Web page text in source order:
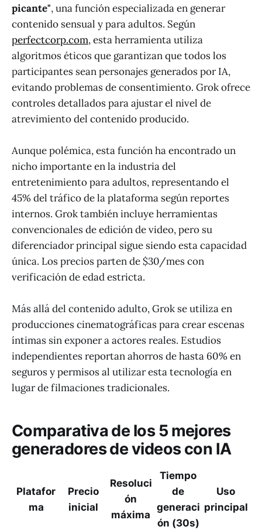
picante", una función especializada en generar
contenido sensual y para adultos. Según
perfectcorp.com, esta herramienta utiliza
algoritmos éticos que garantizan que todos los
participantes sean personajes generados por IA,
evitando problemas de consentimiento. Grok ofrece
controles detallados para ajustar el nivel de
atrevimiento del contenido producido.
Aunque polémica, esta función ha encontrado un
nicho importante en la industria del
entretenimiento para adultos, representando el
45% del tráfico de la plataforma según reportes
internos. Grok también incluye herramientas
convencionales de edición de video, pero su
diferenciador principal sigue siendo esta capacidad
única. Los precios parten de $30/mes con
verificación de edad estricta.
Más allá del contenido adulto, Grok se utiliza en
producciones cinematográficas para crear escenas
íntimas sin exponer a actores reales. Estudios
independientes reportan ahorros de hasta 60% en
seguros y permisos al utilizar esta tecnología en
lugar de filmaciones tradicionales.
Comparativa de los 5 mejores
generadores de videos con IA
Platafor
ma
Precio
inicial
Resoluci
ón
máxima
Tiempo
de
generaci
ón (30s)
Uso
principal